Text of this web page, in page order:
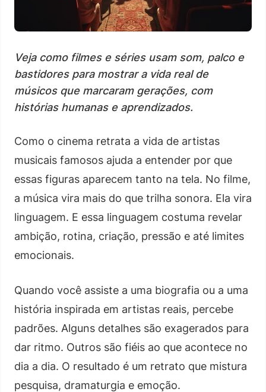
Veja como filmes e séries usam som, palco e
bastidores para mostrar a vida real de
músicos que marcaram gerações, com
histórias humanas e aprendizados.
Como o cinema retrata a vida de artistas
musicais famosos ajuda a entender por que
essas figuras aparecem tanto na tela. No filme,
a música vira mais do que trilha sonora. Ela vira
linguagem. E essa linguagem costuma revelar
ambição, rotina, criação, pressão e até limites
emocionais.
Quando você assiste a uma biografia ou a uma
história inspirada em artistas reais, percebe
padrões. Alguns detalhes são exagerados para
dar ritmo. Outros são fiéis ao que acontece no
dia a dia. O resultado é um retrato que mistura
pesquisa, dramaturgia e emoção.